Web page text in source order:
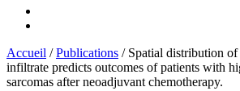
Accueil /Publications / Spatial distribution
infiltrate predicts outcomes of patients with
sarcomas after neoadjuvant chemotherapy.